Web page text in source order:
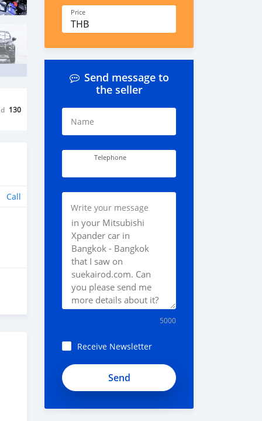
130
Call
Price
THB
Send message to
the seller
Name
Telephone
Write your message
5000
Receive Newsletter